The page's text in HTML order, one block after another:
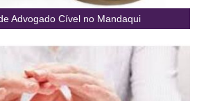
Advogado Cível no Mandaqui